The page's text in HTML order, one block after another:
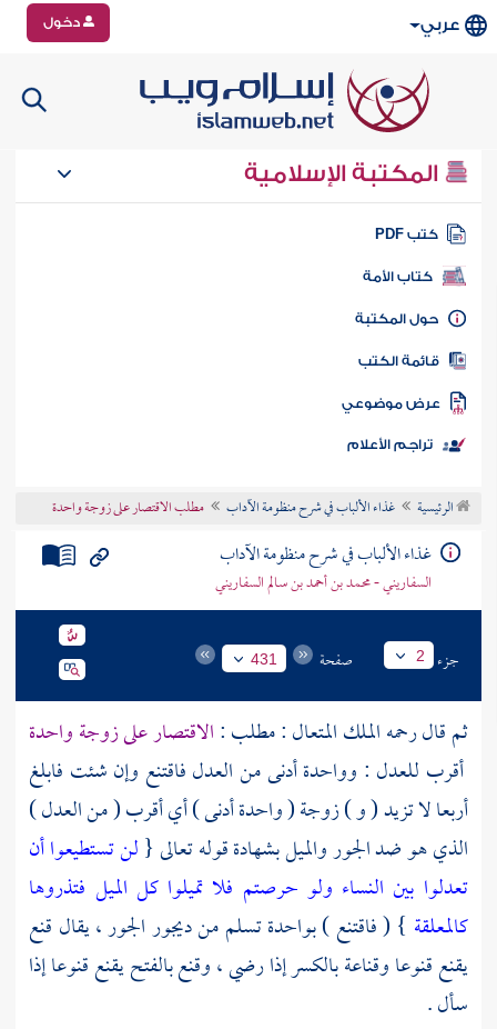
عربي دخول
المكتبة الإسلامية
كتب PDF
كتاب الأمة
المكتبة
الكتب
موضوعي
تراجم الأعلام
الرئيسية غذاء الألباب في شرح منظومة الآداب مطلب الاقتصار على زوجة واحدة
غذاء الألباب في شرح منظومة الآداب
السفاريني - محمد بن أحمد بن سالم السفاريني
جزء 2 صفحة 431
ثم قال رحمه الملك المتعال : مطلب :الاقتصار على زوجة واحدة
أقرب للعدل : وواحدة أدنى من العدل فاقتنع وإن شئت فابلغ
أربعا لا تزيد ( و ) زوجة ( واحدة أدنى ) أي أقرب ( من العدل )
الذي هو ضد الجور والميل بشهادة قوله تعالى {لن تستطيعوا أن
تعدلوا بين النساء ولو حرصتم فلا تميلوا كل الميل فتذروها
كالمعلقة } ( فاقتنع ) بواحدة تسلم من ديجور الجور ، يقال قنع
يقنع قنوعا وقناعة بالكسر إذا رضي ، وقنع بالفتح يقنع قنوعا إذا
سأل .